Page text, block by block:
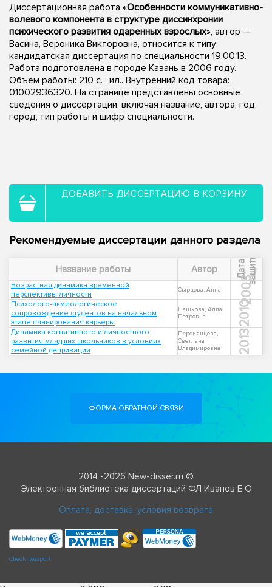
Диссертационная работа «Особенности коммуникативно-
волевого компонента в структуре диссинхронии
психического развития одаренных взрослых», автор —
Васина, Вероника Викторовна, относится к типу:
кандидатская диссертация по специальности 19.00.13.
Работа подготовлена в городе Казань в 2006 году.
Объем работы: 210 с. : ил.. Внутренний код товара:
01002936320. На странице представлены основные
сведения о диссертации, включая название, автора, год,
город, тип работы и шифр специальности.
ДОБАВИТЬ ДИССЕРТАЦИЮ В КОРЗИНУ
Рекомендуемые диссертации данного раздела
Название работы Автор Д
а
т
а
з
а
щ
и
ты
Возрастная динамика временной
перспективы личности
Сырцова, Анна 2008
Психолого-акмеологическое
сопровождение студентов на начальном
этапе планирования карьеры
Пашкова, Алла
Петровна
2010
Динамика когнитивного и личностного
развития младших школьников в условиях
семейной депривации
Персиянцева,
Светлана
Владимировна
2013
ФОРМА ОБРАТНОЙ СВЯЗИ
2014 -2026 New-disser.ru ©
Электронная библиотека диссертаций ФЛ Иванов Е О
Оплата, доставка, условия возврата
Check passport